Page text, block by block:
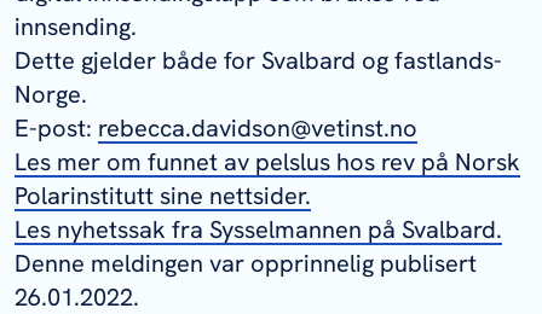
innsending.
Dette gjelder både for Svalbard og fastlands-
Norge.
E-post: rebecca.davidson@vetinst.no
Les mer om funnet av pelslus hos rev på Norsk
Polarinstitutt sine nettsider.
Les nyhetssak fra Sysselmannen på Svalbard.
Denne meldingen var opprinnelig publisert
26.01.2022.